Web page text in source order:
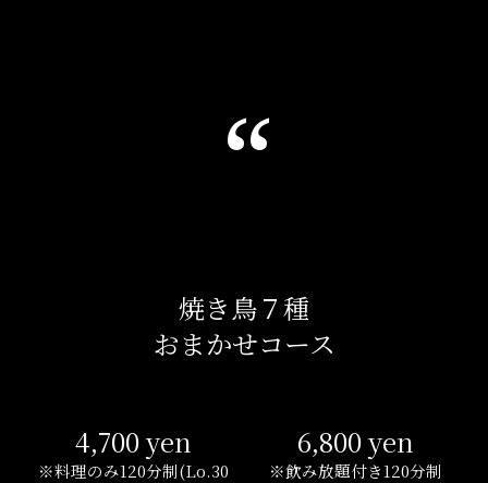
‘‘
焼き鳥７種
おまかせコース
4,700 yen
※料理のみ120分制(Lo.30
6,800 yen
※飲み放題付き120分制